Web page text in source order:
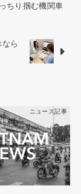
ちり掴む機関車
ら
ニュース記事